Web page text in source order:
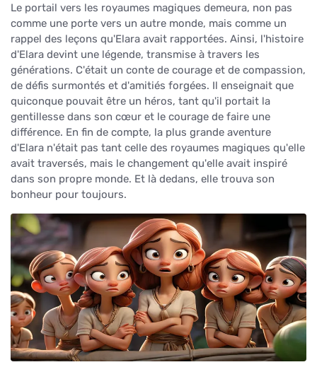
Le portail vers les royaumes magiques demeura, non pas
comme une porte vers un autre monde, mais comme un
rappel des leçons qu'Elara avait rapportées. Ainsi, l'histoire
d'Elara devint une légende, transmise à travers les
générations. C'était un conte de courage et de compassion,
de défis surmontés et d'amitiés forgées. Il enseignait que
quiconque pouvait être un héros, tant qu'il portait la
gentillesse dans son cœur et le courage de faire une
différence. En fin de compte, la plus grande aventure
d'Elara n'était pas tant celle des royaumes magiques qu'elle
avait traversés, mais le changement qu'elle avait inspiré
dans son propre monde. Et là dedans, elle trouva son
bonheur pour toujours.